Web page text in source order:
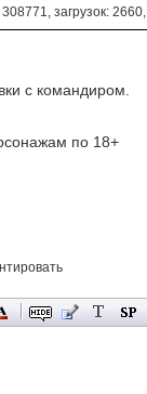
загрузок:
с командиром.
по 18+